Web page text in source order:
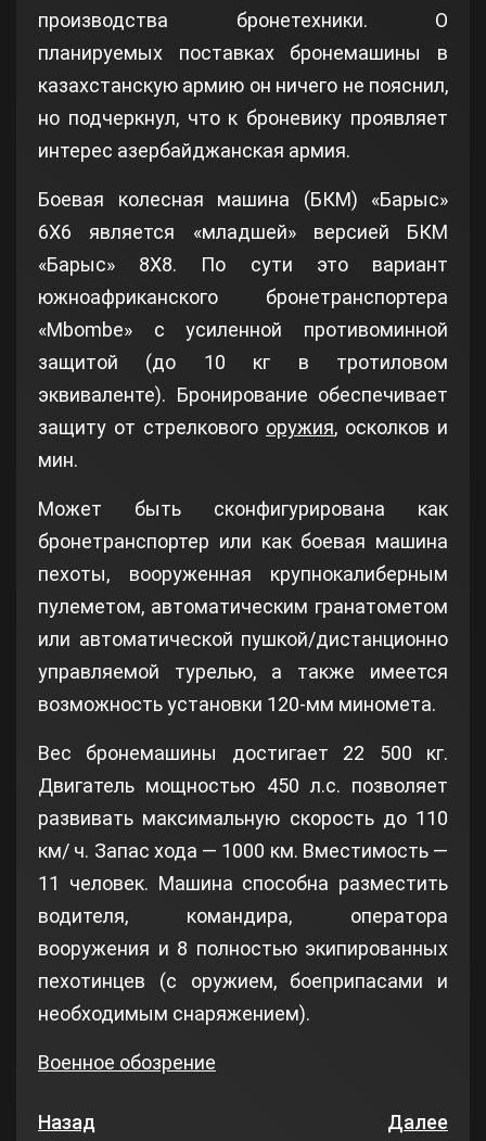
производства бронетехники. О
планируемых поставках бронемашины в
казахстанскую армию он ничего не пояснил,
но подчеркнул, что к броневику проявляет
интерес азербайджанская армия.
Боевая колесная машина (БКМ) «Барыс»
6Х6 является «младшей» версией БКМ
«Барыс» 8Х8. По сути это вариант
южноафриканского бронетранспортера
«Mbombe» с усиленной противоминной
защитой (до 10 кг в тротиловом
эквиваленте). Бронирование обеспечивает
защиту от стрелкового оружия, осколков и
мин.
Может быть сконфигурирована как
бронетранспортер или как боевая машина
пехоты, вооруженная крупнокалиберным
пулеметом, автоматическим гранатометом
или автоматической пушкой/дистанционно
управляемой турелью, а также имеется
возможность установки 120-мм миномета.
Вес бронемашины достигает 22 500 кг.
Двигатель мощностью 450 л.с. позволяет
развивать максимальную скорость до 110
км/ ч. Запас хода — 1000 км. Вместимость —
11 человек. Машина способна разместить
водителя, командира, оператора
вооружения и 8 полностью экипированных
пехотинцев (с оружием, боеприпасами и
необходимым снаряжением).
Военное обозрение
Назад
Далее